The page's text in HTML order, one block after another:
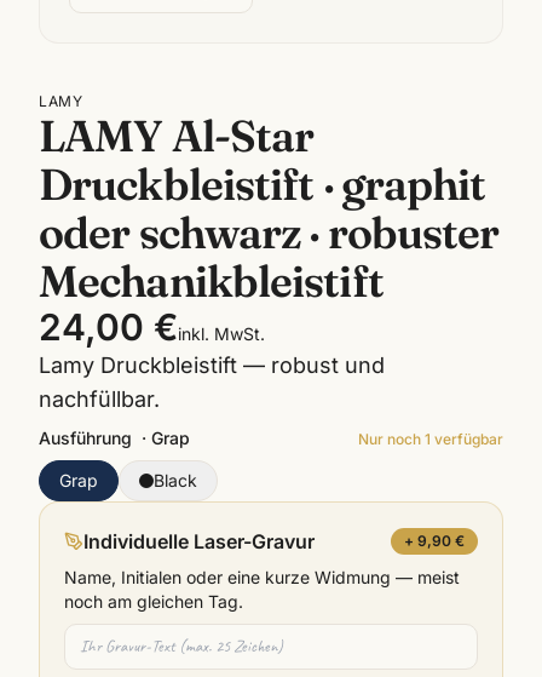
LAMY
LAMY Al-Star
Druckbleistift · graphit
oder schwarz · robuster
Mechanikbleistift
24,00 €inkl. MwSt.
Lamy Druckbleistift — robust und
nachfüllbar.
Ausführung · Grap Nur noch 1 verfügbar
Grap Black
Individuelle Laser-Gravur + 9,90 €
Name, Initialen oder eine kurze Widmung — meist
noch am gleichen Tag.